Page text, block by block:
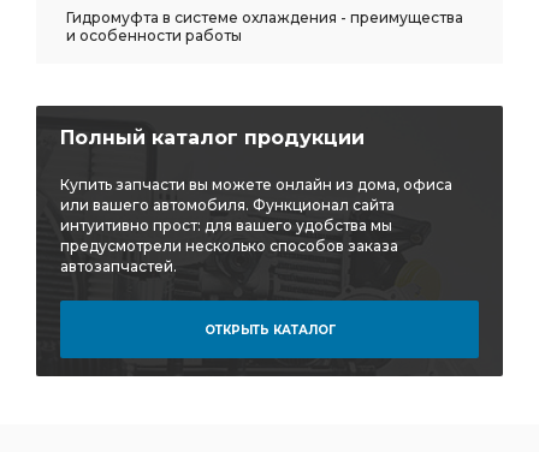
Гидромуфта в системе охлаждения - преимущества
и особенности работы
Полный каталог продукции
Купить запчасти вы можете онлайн из дома, офиса
или вашего автомобиля. Функционал сайта
интуитивно прост: для вашего удобства мы
предусмотрели несколько способов заказа
автозапчастей.
ОТКРЫТЬ КАТАЛОГ